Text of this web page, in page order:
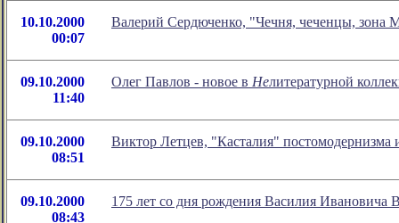
10.10.2000
00:07
Валерий Сердюченко, "Чечня, чеченцы, зона
09.10.2000
11:40
Олег Павлов - новое в Нелитературной
09.10.2000
08:51
Виктор Летцев, "Касталия" постомодернизма
09.10.2000
08:43
175 лет со дня рождения Василия Ивановича